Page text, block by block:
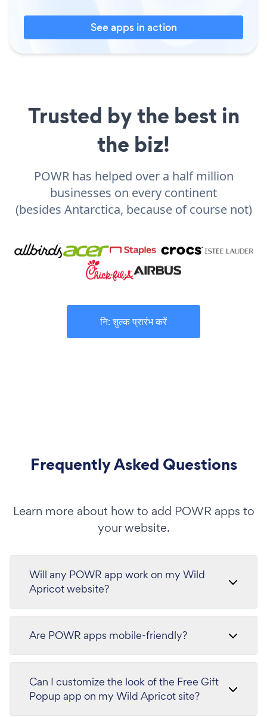
See apps in action
Trusted by the best in
the biz!
POWR has helped over a half million
businesses on every continent
(besides Antarctica, because of course not)
नि: शुल्क प्रारंभ करें
Frequently Asked Questions
Learn more about how to add POWR apps to
your website.
Will any POWR app work on my Wild
Apricot website?
Are POWR apps mobile-friendly?
Can I customize the look of the Free Gift
Popup app on my Wild Apricot site?